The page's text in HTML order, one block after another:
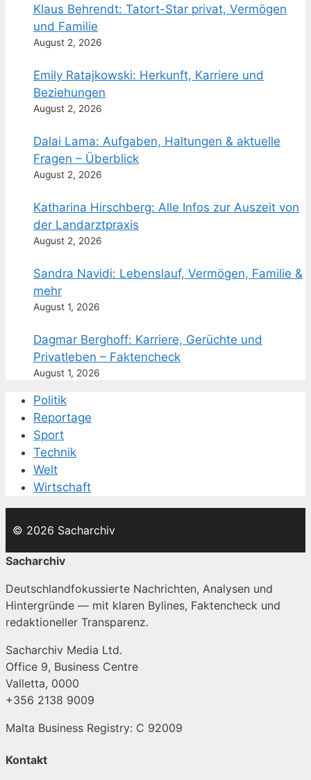
Klaus Behrendt: Tatort-Star privat, Vermögen
und Familie
August 2, 2026
Emily Ratajkowski: Herkunft, Karriere und
Beziehungen
August 2, 2026
Dalai Lama: Aufgaben, Haltungen & aktuelle
Fragen – Überblick
August 2, 2026
Katharina Hirschberg: Alle Infos zur Auszeit von
der Landarztpraxis
August 2, 2026
Sandra Navidi: Lebenslauf, Vermögen, Familie &
mehr
August 1, 2026
Dagmar Berghoff: Karriere, Gerüchte und
Privatleben – Faktencheck
August 1, 2026
Politik
Reportage
Sport
Technik
Welt
Wirtschaft
© 2026 Sacharchiv
Sacharchiv
Deutschlandfokussierte Nachrichten, Analysen und
Hintergründe — mit klaren Bylines, Faktencheck und
redaktioneller Transparenz.
Sacharchiv Media Ltd.
Office 9, Business Centre
Valletta, 0000
+356 2138 9009
Malta Business Registry: C 92009
Kontakt